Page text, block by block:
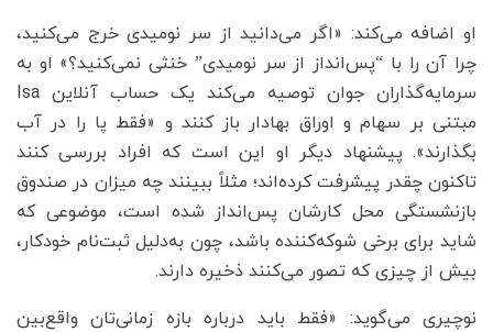
او اضافه می‌کند: «اگر می‌دانید از سر نومیدی خرج می‌کنید،
چرا آن را با “پس‌انداز از سر نومیدی” خنثی نمی‌کنید؟» او به
سرمایه‌گذاران جوان توصیه می‌کند یک حساب آنلاین Isa
مبتنی بر سهام و اوراق بهادار باز کنند و «فقط پا را در آب
بگذارند». پیشنهاد دیگر او این است که افراد بررسی کنند
تاکنون چقدر پیشرفت کرده‌اند؛ مثلاً ببینند چه میزان در صندوق
بازنشستگی محل کارشان پس‌انداز شده است، موضوعی که
شاید برای برخی شوکه‌کننده باشد، چون به‌دلیل ثبت‌نام خودکار،
بیش از چیزی که تصور می‌کنند ذخیره دارند.
نوچیری می‌گوید: «فقط باید درباره بازه زمانی‌تان واقع‌بین